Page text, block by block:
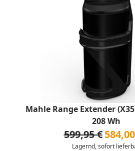
Mahle Range Extender
208 Wh
599,95 €
Lagernd, sofort